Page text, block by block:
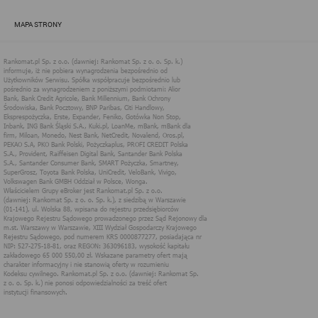
MAPA STRONY
dostosowanie usług, świadczonych w ramach serwisu do potrzeb
Więcej informacji na temat stosowania technologii cookies w
serwisie dostępne jest w Polityce Cookies.
Polityka Cookies serwisów
internetowych spółki Rankomat.pl Sp. z
o.o. (dawniej: Rankomat Sp. z o. o. Sp.
k.)
Rankomat.pl Sp. z o.o. (dawniej: Rankomat Sp. z o. o. Sp. k.), z
siedzibą w Warszawie (01-141), ul. Wolska 88, wpisana do rejestru
przedsiębiorców Krajowego Rejestru Sądowego prowadzonego
przez Sąd Rejonowy dla m.st. Warszawy w Warszawie, XIII
Wydział Gospodarczy Krajowego Rejestru Sądowego, pod
numerem KRS 0000877277, posiadająca nr NIP: 527-275-18-81,
oraz REGON: 363096183, zwana dalej "Rankomat" wykorzystuje
na swoich stronach internetowych technologię "cookies".
Zasady wykorzystania informacji dostarczonych przez
użytkownika w ramach technologii cookies w trakcie korzystania
ze stron internetowych i Rankomat określa niniejszy dokument.
Każdy użytkownik serwisów Rankomat proszony jest o